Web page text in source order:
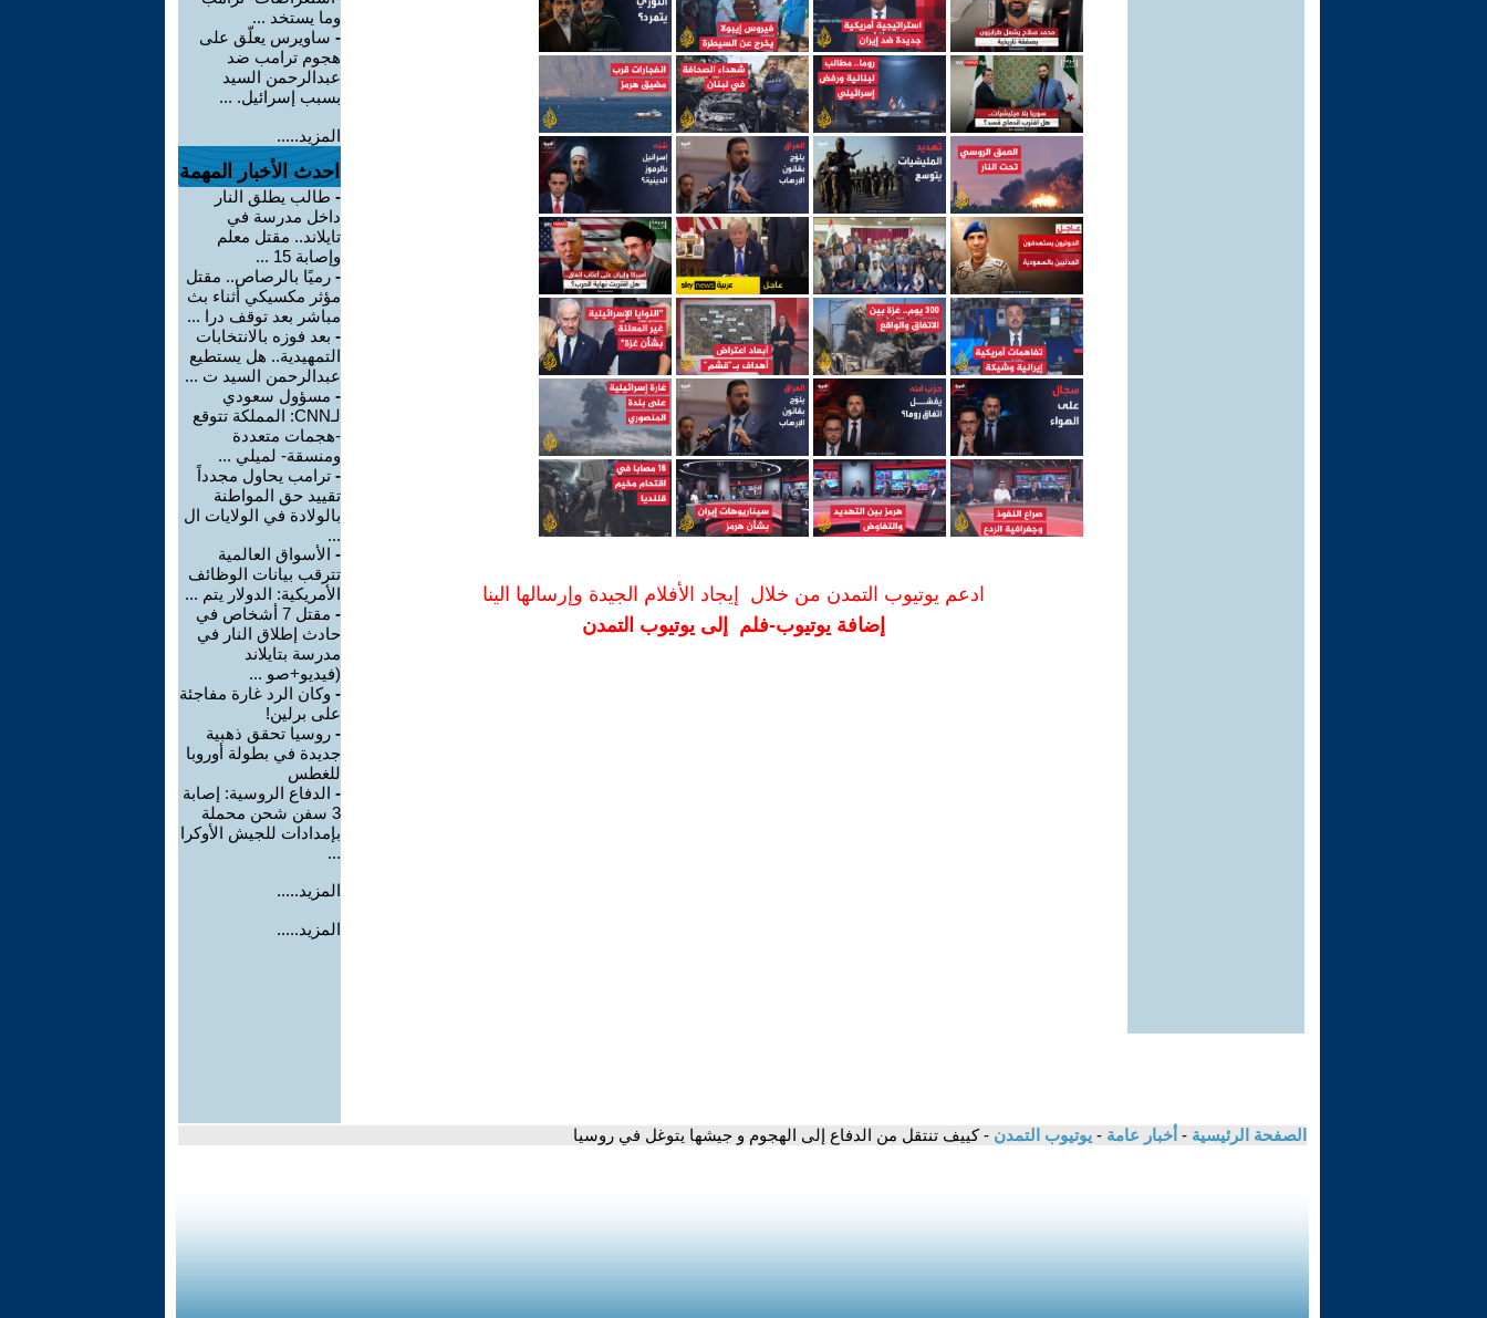
ادعم يوتيوب التمدن من خلال إيجاد الأفلام الجيدة وإرسالها الينا
إضافة يوتيوب-فلم إلى يوتيوب التمدن
وما يستخد ...
- ساويرس يعلّق على
هجوم ترامب ضد
عبدالرحمن السيد
بسبب إسرائيل. ...
المزيد.....
احدث الأخبار المهمة
- طالب يطلق النار
داخل مدرسة في
تايلاند.. مقتل معلم
وإصابة 15 ...
- رميًا بالرصاص.. مقتل
مؤثر مكسيكي أثناء بث
مباشر بعد توقف درا ...
- بعد فوزه بالانتخابات
التمهيدية.. هل يستطيع
عبدالرحمن السيد ت ...
- مسؤول سعودي
لـCNN: المملكة تتوقع
-هجمات متعددة
ومنسقة- لميلي ...
- ترامب يحاول مجدداً
تقييد حق المواطنة
بالولادة في الولايات ال
...
- الأسواق العالمية
تترقب بيانات الوظائف
الأمريكية: الدولار يتم ...
-
مقتل 7 أشخاص في
حادث إطلاق النار في
مدرسة بتايلاند
(فيديو+صو ...
- وكان الرد غارة مفاجئة
على برلين!
- روسيا تحقق ذهبية
جديدة في بطولة أوروبا
للغطس
- الدفاع الروسية: إصابة
3 سفن شحن محملة
بإمدادات للجيش الأوكرا
...
المزيد.....
المزيد.....
الصفحة الرئيسية - أخبار عامة - يوتيوب التمدن - كييف تنتقل من الدفاع إلى الهجوم و جيشها يتوغل في روسيا